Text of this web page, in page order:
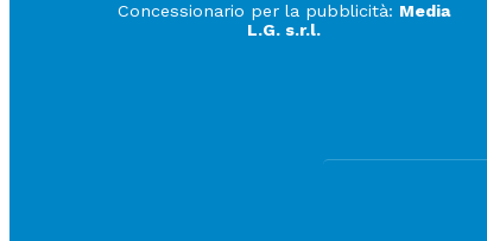
Concessionario per la pubblicità: Media
L.G. s.r.l.